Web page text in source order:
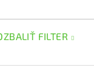
FILTER